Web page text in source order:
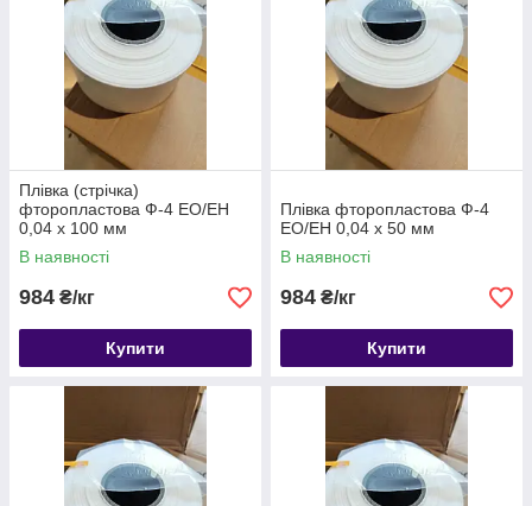
Плівка (стрічка)
фторопластова Ф-4 ЕО/ЕН
0,04 х 100 мм
В наявності
984 ₴/кг
Купити
Плівка фторопластова Ф-4
ЕО/ЕН 0,04 х 50 мм
В наявності
984 ₴/кг
Купити